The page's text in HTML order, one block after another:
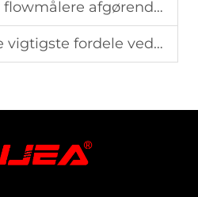
afgørende i vandbehandlingsystemer?
ved at bruge flowmålere i gasrørledninger?